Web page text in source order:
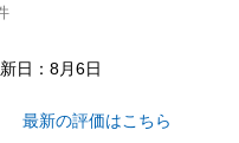
い申し上げます。
日：8月6日
最新の評価はこちら